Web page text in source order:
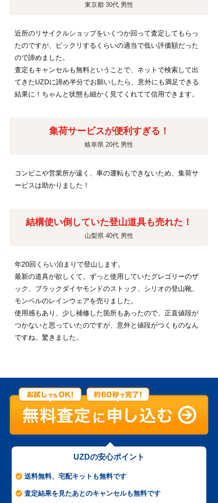
東京都 30代 男性
近所のリサイクルショップをいくつか回って査定してもらっ
たのですが、ビックリするくらいの適当で低い評価額だった
ので諦めました。
査定もキャンセルも無料ということで、ネットで検索して出
てきたUZDに諦め半分でお願いしたら、意外にも満足できる
結果に！ちゃんと状態も細かく見てくれてて信用できます。
集荷サービスが便利すぎる！
岐阜県 20代 男性
コンビニや営業所が遠く、車の運転もできないため、集荷サ
ービスは助かりました！
結構使い倒していた登山道具も売れた！
山梨県 40代 男性
年20回くらい泊まりで登山します。
最新の道具が欲しくて、ずっと使用していたグレゴリーのザ
ック、ブラックダイヤモンドのストック、シリオの登山靴、
モンベルのレインウェアを売りました。
使用感もあり、少し補修した箇所もあったので、正直値段が
つかないと思っていたのですが、意外と値段がつくものなん
ですね。驚きました。
UZDの安心ポイント
送料無料、宅配キットも無料です
査定結果を見たあとのキャンセルも無料です